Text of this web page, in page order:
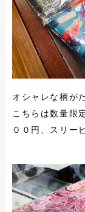
オシャレな柄が
こちらは数量限
００円、スリー